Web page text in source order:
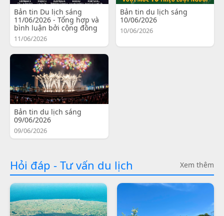
Bản tin Du lịch sáng
11/06/2026 - Tổng hợp và
bình luận bởi cộng đồng
11/06/2026
Bản tin du lịch sáng
10/06/2026
10/06/2026
Bản tin du lịch sáng
09/06/2026
09/06/2026
Hỏi đáp - Tư vấn du lịch Xem thêm